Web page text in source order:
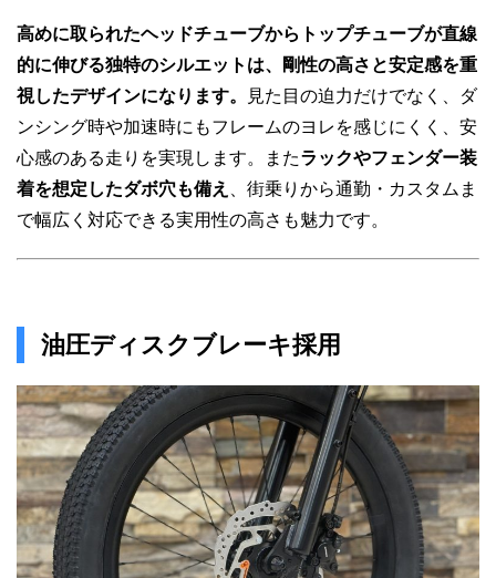
高めに取られたヘッドチューブからトップチューブが直線
的に伸びる独特のシルエットは、剛性の高さと安定感を重
視したデザインになります。
見た目の迫力だけでなく、ダ
ンシング時や加速時にもフレームのヨレを感じにくく、安
心感のある走りを実現します。またラックやフェンダー装
着を想定したダボ穴も備え
、街乗りから通勤・カスタムま
で幅広く対応できる実用性の高さも魅力です。
油圧ディスクブレーキ採用